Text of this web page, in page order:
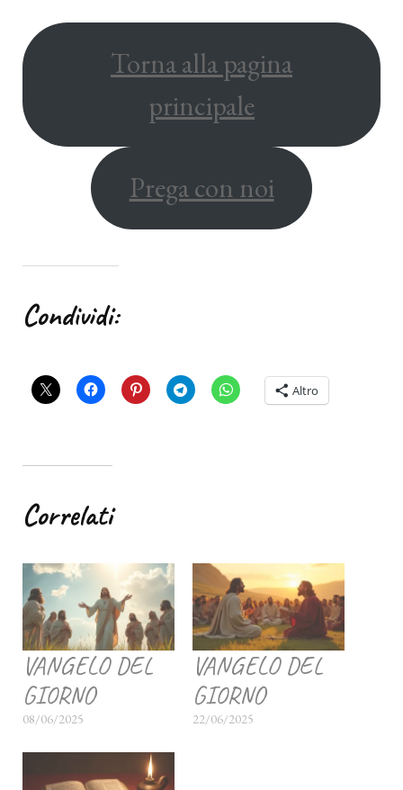
Torna alla pagina
principale
Prega con noi
Condividi:
Altro
Correlati
VANGELO DEL
GIORNO
08/06/2025
VANGELO DEL
GIORNO
22/06/2025